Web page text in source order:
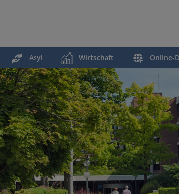
Asyl Wirtschaft Online-